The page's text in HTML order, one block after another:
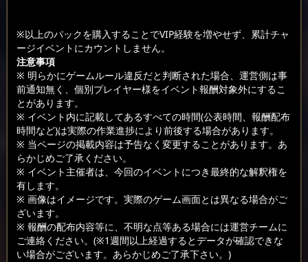
※以上のパックを購入することでVIP経験を増やせず、累計チャ
ージイベントにカウントしません。
注意事項
※ 明らかにゲームルール違反だと判断された場合、運営側は事
前通知無く、個別プレイヤー様をイベント報酬対象外にするこ
とがあります。
※ イベント内に記載してあるすべての時間(公表時間、報酬配布
時間など)は実際の作業進捗により前後する場合があります。
※ 当ページの掲載内容は予告なく変更することがあります。あ
らかじめご了承ください。
※ イベント主催者は、今回のイベントにつき最終的な解釈権を
有します。
※ 画像はイメージです。実際のゲーム画面とは異なる場合がご
ざいます。
※ 報酬の配布内容等に、不明な点等ある場合には運営チームに
ご連絡ください。(※1週間以上経過するとデータが確認できな
い場合がございます。あらかじめご了承下さい。)